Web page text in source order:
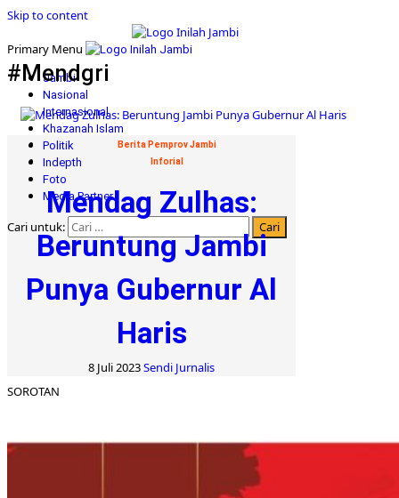
Skip to content
Primary Menu
Jambi
Nasional
Internasional
Khazanah Islam
Politik
Indepth
Foto
Media Partner
Cari untuk:
#Mendgri
Berita Pemprov Jambi
Inforial
Mendag Zulhas:
Beruntung Jambi
Punya Gubernur Al
Haris
8 Juli 2023Sendi Jurnalis
SOROTAN